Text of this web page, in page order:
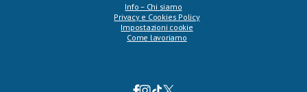
Info – Chi siamo
Privacy e Cookies Policy
Impostazioni cookie
Come lavoriamo